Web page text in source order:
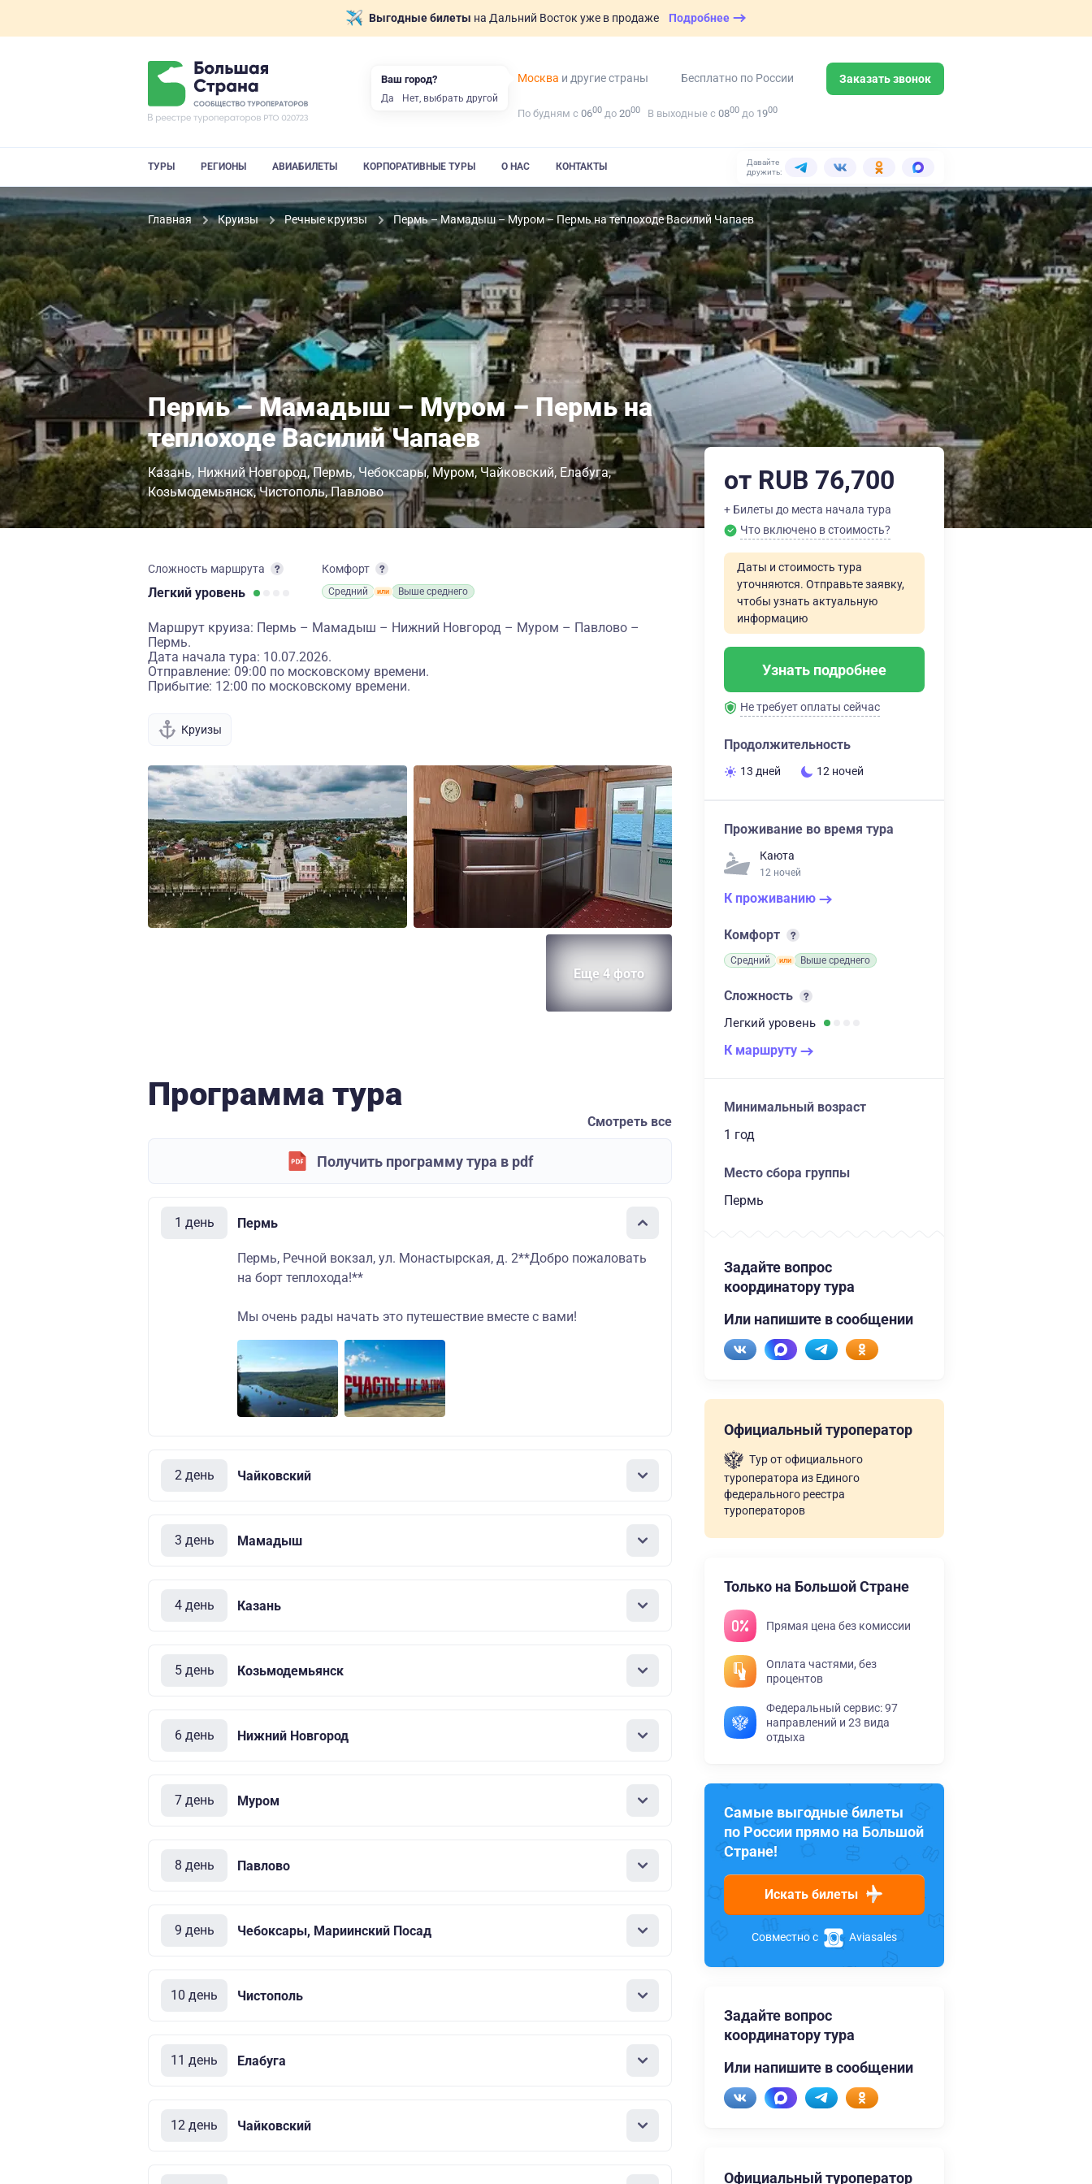
Выгодные билеты на Дальний Восток уже в продаже Подробнее
Москва и другие страны Бесплатно по России Заказать звонок
По будням с 0600 до 2000 В выходные с 0800 до 1900
ТУРЫ РЕГИОНЫ АВИАБИЛЕТЫ КОРПОРАТИВНЫЕ ТУРЫ О НАС КОНТАКТЫ
Давайте
дружить:
Главная Круизы Речные круизы Пермь – Мамадыш – Муром – Пермь на теплоходе Василий Чапаев
Пермь – Мамадыш – Муром – Пермь на
теплоходе Василий Чапаев
Казань Нижний Новгород Пермь Чебоксары Муром Чайковский Елабуга
Козьмодемьянск Чистополь Павлово
Сложность маршрута
Легкий уровень
Комфорт
Средний Выше среднего
Маршрут круиза: Пермь – Мамадыш – Нижний Новгород – Муром – Павлово –
Пермь.
Дата начала тура: 10.07.2026.
Отправление: 09:00 по московскому времени.
Прибытие: 12:00 по московскому времени.
Круизы
Еще 4 фото
Программа тура
Смотреть все
Получить программу тура в pdf
1 день Пермь
Пермь, Речной вокзал, ул. Монастырская, д. 2**Добро пожаловать
на борт теплохода!**
Мы очень рады начать это путешествие вместе с вами!
2 день Чайковский
3 день Мамадыш
4 день Казань
5 день Козьмодемьянск
6 день Нижний Новгород
7 день Муром
8 день Павлово
9 день Чебоксары, Мариинский Посад
10 день Чистополь
11 день Елабуга
12 день Чайковский
от RUB 76,700
+ Билеты до места начала тура
Что включено в стоимость?
Даты и стоимость тура
уточняются. Отправьте заявку,
чтобы узнать актуальную
информацию
Узнать подробнее
Не требует оплаты сейчас
Продолжительность
13 дней 12 ночей
Проживание во время тура
Каюта
12 ночей
К проживанию
Комфорт
Средний Выше среднего
Сложность
Легкий уровень
К маршруту
Минимальный возраст
1 год
Место сбора группы
Пермь
Задайте вопрос
координатору тура
Или напишите в сообщении
Официальный туроператор
Тур от официального
туроператора из Единого
федерального реестра
туроператоров
Только на Большой Стране
Прямая цена без комиссии
Оплата частями, без
процентов
Федеральный сервис: 97
направлений и 23 вида
отдыха
Самые выгодные билеты
по России прямо на Большой
Стране!
Искать билеты
Совместно с Aviasales
Задайте вопрос
координатору тура
Или напишите в сообщении
Официальный туроператор
Ваш город?
Да Нет, выбрать другой